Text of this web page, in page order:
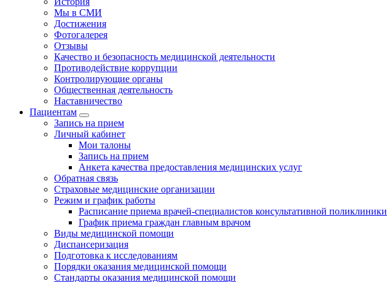
Мы в СМИ
Достижения
Фотогалерея
Отзывы
Качество и безопасность медицинской деятельности
Противодействие коррупции
Контролирующие органы
Общественная деятельность
Наставничество
Пациентам
Запись на прием
Личный кабинет
Мои талоны
Запись на прием
Анкета качества предоставления медицинских услуг
Обратная связь
Страховые медицинские организации
Режим и график работы
Расписание приема врачей-специалистов консультативной поликлиники
График приема граждан главным врачом
Виды медицинской помощи
Диспансеризация
Подготовка к исследованиям
Порядки оказания медицинской помощи
Стандарты оказания медицинской помощи